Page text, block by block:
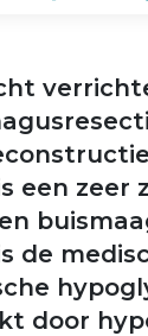
een zeer
de
door